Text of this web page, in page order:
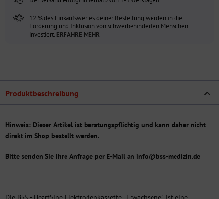
12 % des Einkaufswertes deiner Bestellung werden in die
Förderung und Inklusion von schwerbehinderten Menschen
investiert. ERFAHRE MEHR
Produktbeschreibung
Hinweis: Dieser Artikel ist beratungspflichtig und kann daher nicht
direkt im Shop bestellt werden.
Bitte senden Sie Ihre Anfrage per E-Mail an info@bss-medizin.de
Die BSS - HeartSine Elektrodenkassette „Erwachsene" ist eine